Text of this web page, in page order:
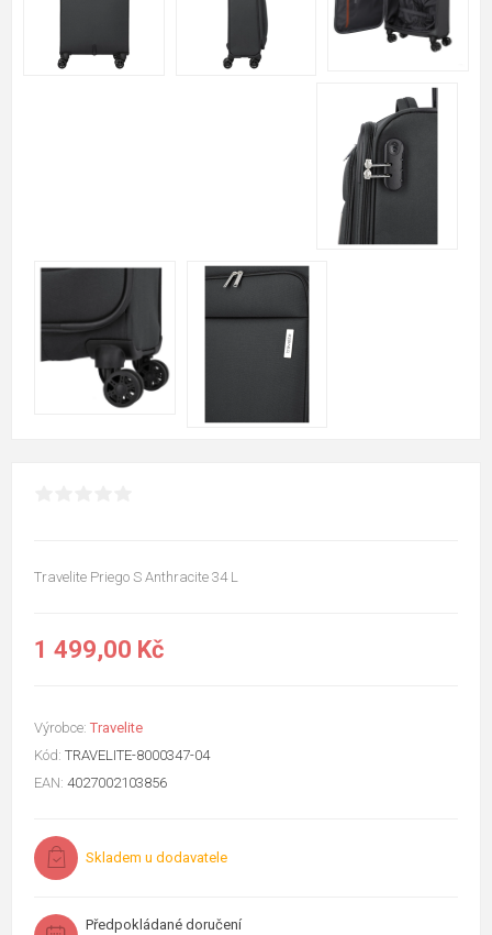
Travelite Priego S Anthracite 34 L
1 499,00 Kč
Výrobce: Travelite
Kód: TRAVELITE-8000347-04
EAN: 4027002103856
Skladem u dodavatele
Předpokládané doručení